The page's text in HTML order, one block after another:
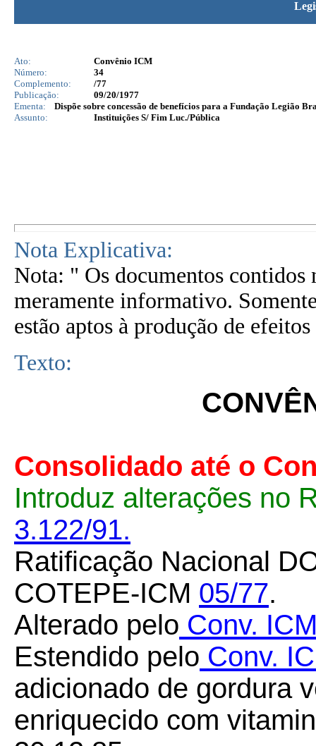
Ato:
Convênio ICM
Número:
34
Complemento:
/77
Publicação:
09/20/1977
Ementa:
Dispõe sobre concessão de benefícios para a Fundação Legião
Assunto:
Instituições S/ Fim Luc./Pública
Nota Explicativa:
Nota: " Os documentos contidos
meramente informativo.
estão aptos à produção de
Texto:
Consolidado até o
Introduz alterações no
3.122/91.
Ratificação Nacional
COTEPE-ICM 05/77.
Alterado pelo Conv.
Estendido pelo Conv.
adicionado de gordura
enriquecido com